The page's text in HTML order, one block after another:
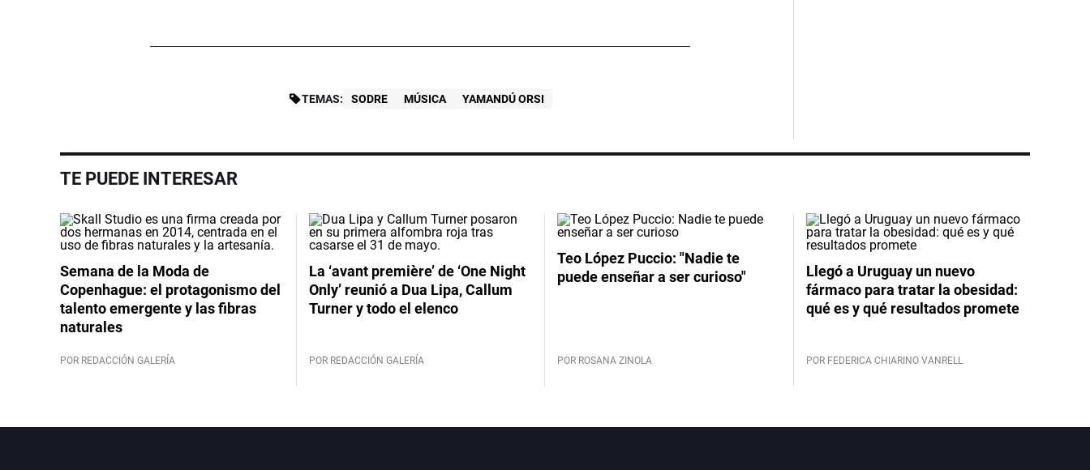
TEMAS: SODRE MÚSICA YAMANDÚ ORSI
TE PUEDE INTERESAR
Semana de la Moda de
Copenhague: el protagonismo del
talento emergente y las fibras
naturales
POR REDACCIÓN GALERÍA
La ‘avant première’ de ‘One Night
Only’ reunió a Dua Lipa, Callum
Turner y todo el elenco
POR REDACCIÓN GALERÍA
Teo López Puccio: "Nadie te
puede enseñar a ser curioso"
POR ROSANA ZINOLA
Llegó a Uruguay un nuevo
fármaco para tratar la obesidad:
qué es y qué resultados promete
POR FEDERICA CHIARINO VANRELL